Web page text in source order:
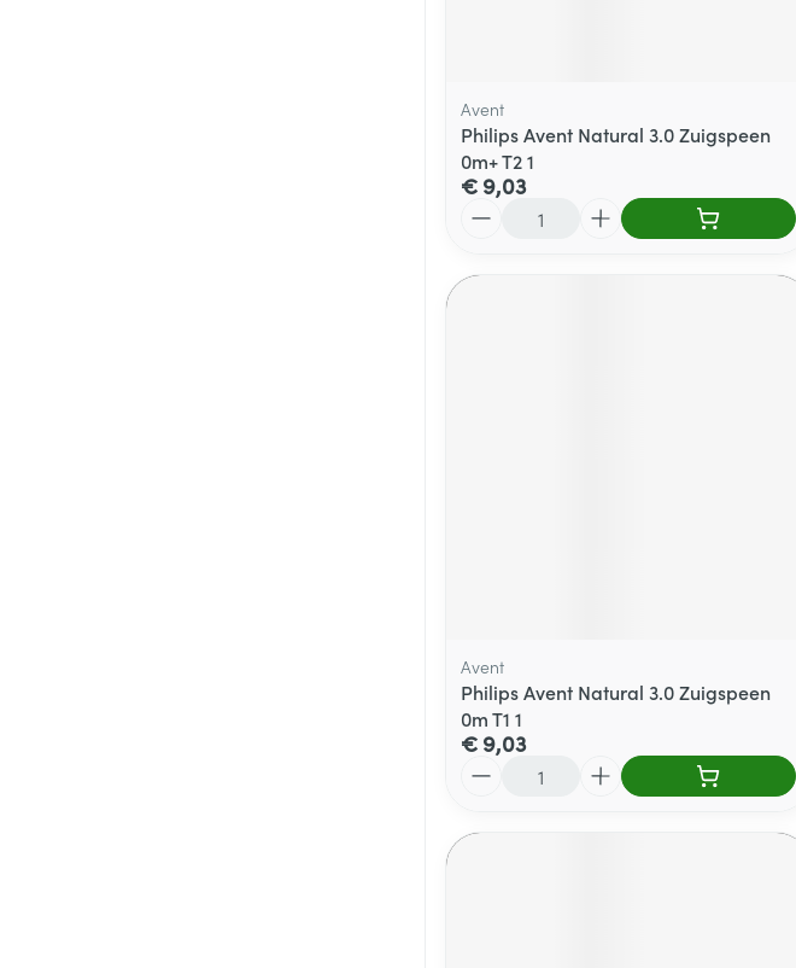
Avent
Philips Avent Natural 3.0 Zuigspeen
0m+ T2 1
€ 9,03
Avent
Philips Avent Natural 3.0 Zuigspeen
0m T1 1
€ 9,03